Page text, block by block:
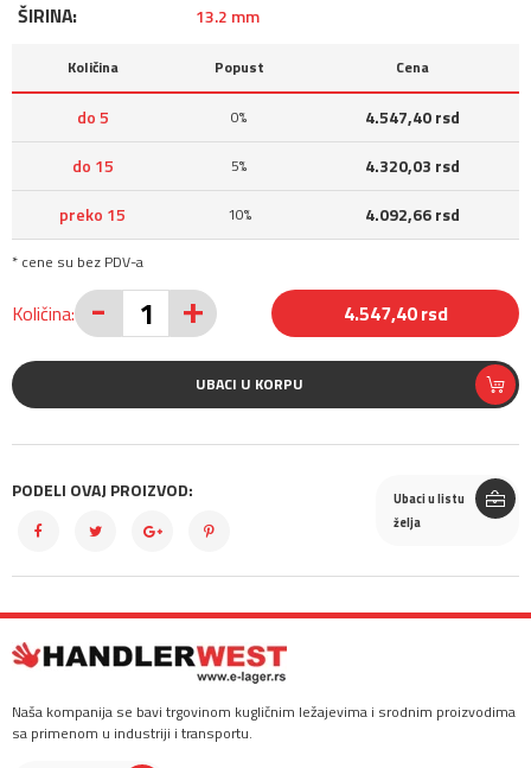
ŠIRINA: 13.2 mm
Količina Popust Cena
do 5 0%
4.547,40 rsd
do 15
5%
4.320,03 rsd
preko 15
10% 4.092,66 rsd
* cene su bez PDV-a
Količina: - + 4.547,40 rsd
UBACI U KORPU
PODELI OVAJ PROIZVOD:
Ubaci u listu
želja
Naša kompanija se bavi trgovinom kugličnim ležajevima i srodnim proizvodima
sa primenom u industriji i transportu.